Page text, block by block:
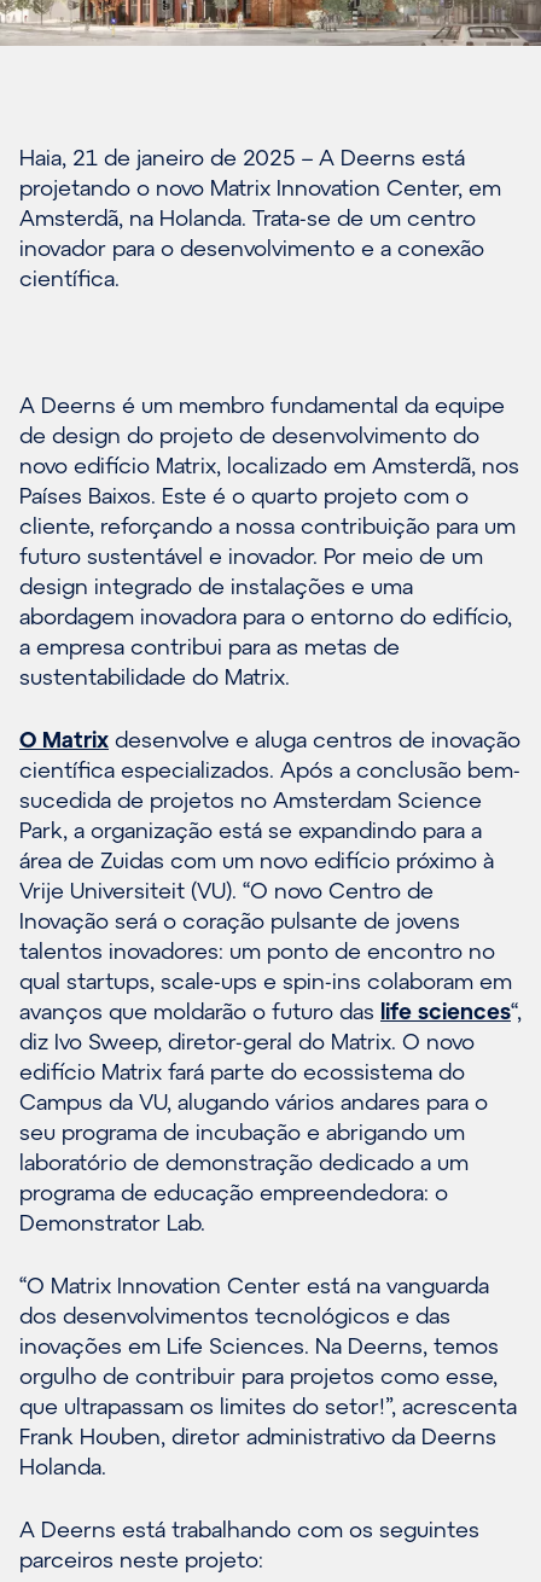
Haia, 21 de janeiro de 2025 – A Deerns está
projetando o novo Matrix Innovation Center, em
Amsterdã, na Holanda. Trata-se de um centro
inovador para o desenvolvimento e a conexão
científica.
A Deerns é um membro fundamental da equipe
de design do projeto de desenvolvimento do
novo edifício Matrix, localizado em Amsterdã, nos
Países Baixos. Este é o quarto projeto com o
cliente, reforçando a nossa contribuição para um
futuro sustentável e inovador. Por meio de um
design integrado de instalações e uma
abordagem inovadora para o entorno do edifício,
a empresa contribui para as metas de
sustentabilidade do Matrix.
O Matrix desenvolve e aluga centros de inovação
científica especializados. Após a conclusão bem-
sucedida de projetos no Amsterdam Science
Park, a organização está se expandindo para a
área de Zuidas com um novo edifício próximo à
Vrije Universiteit (VU). “O novo Centro de
Inovação será o coração pulsante de jovens
talentos inovadores: um ponto de encontro no
qual startups, scale-ups e spin-ins colaboram em
avanços que moldarão o futuro das life sciences“,
diz Ivo Sweep, diretor-geral do Matrix. O novo
edifício Matrix fará parte do ecossistema do
Campus da VU, alugando vários andares para o
seu programa de incubação e abrigando um
laboratório de demonstração dedicado a um
programa de educação empreendedora: o
Demonstrator Lab.
“O Matrix Innovation Center está na vanguarda
dos desenvolvimentos tecnológicos e das
inovações em Life Sciences. Na Deerns, temos
orgulho de contribuir para projetos como esse,
que ultrapassam os limites do setor!”, acrescenta
Frank Houben, diretor administrativo da Deerns
Holanda.
A Deerns está trabalhando com os seguintes
parceiros neste projeto: